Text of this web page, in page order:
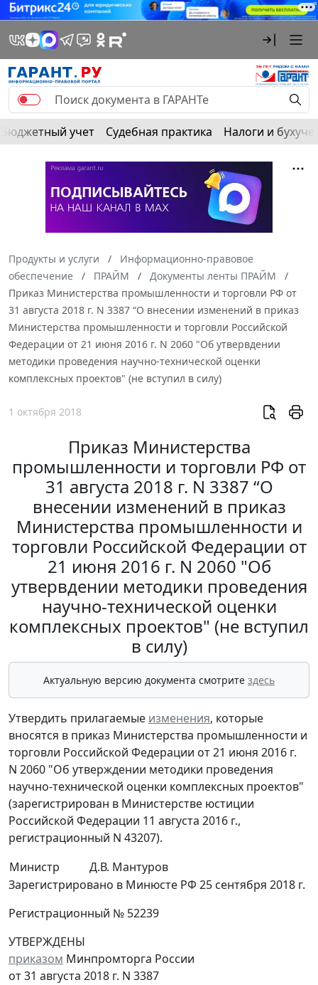
Бюджетный учет Судебная практика Налоги и
Продукты и услуги
Информационно-правовое
обеспечение
ПРАЙМ
Документы ленты ПРАЙМ
Приказ Министерства промышленности и торговли РФ от
31 августа 2018 г. N 3387 “О внесении изменений в приказ
Министерства промышленности и торговли Российской
Федерации от 21 июня 2016 г. N 2060 "Об утвервдении
методики проведения научно-технической оценки
комплексных проектов" (не вступил в силу)
1 октября 2018
Приказ Министерства
промышленности и торговли РФ от
31 августа 2018 г. N 3387 “О
внесении изменений в приказ
Министерства промышленности и
торговли Российской Федерации от
21 июня 2016 г. N 2060 "Об
утвервдении методики проведения
научно-технической оценки
комплексных проектов" (не вступил
в силу)
Актуальную версию документа смотрите здесь
Утвердить прилагаемые изменения, которые
вносятся в приказ Министерства промышленности и
торговли Российской Федерации от 21 июня 2016 г.
N 2060 "Об утверждении методики проведения
научно-технической оценки комплексных проектов"
(зарегистрирован в Министерстве юстиции
Российской Федерации 11 августа 2016 г.,
регистрационный N 43207).
Министр
Д.В. Мантуров
Зарегистрировано в Минюсте РФ 25 сентября 2018 г.
Регистрационный № 52239
УТВЕРЖДЕНЫ
приказом Минпромторга России
от 31 августа 2018 г. N 3387